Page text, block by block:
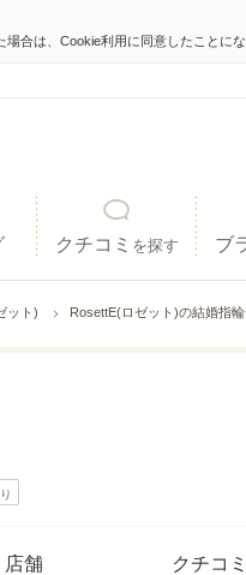
合は、Cookie利用に同意したことにな
クチコミ を探す ブ
ット) RosettE(ロゼット)の結婚指
店舗 クチコミ